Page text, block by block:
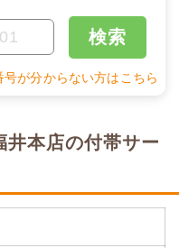
検索
が分からない方はこちら
井本店の付帯サー